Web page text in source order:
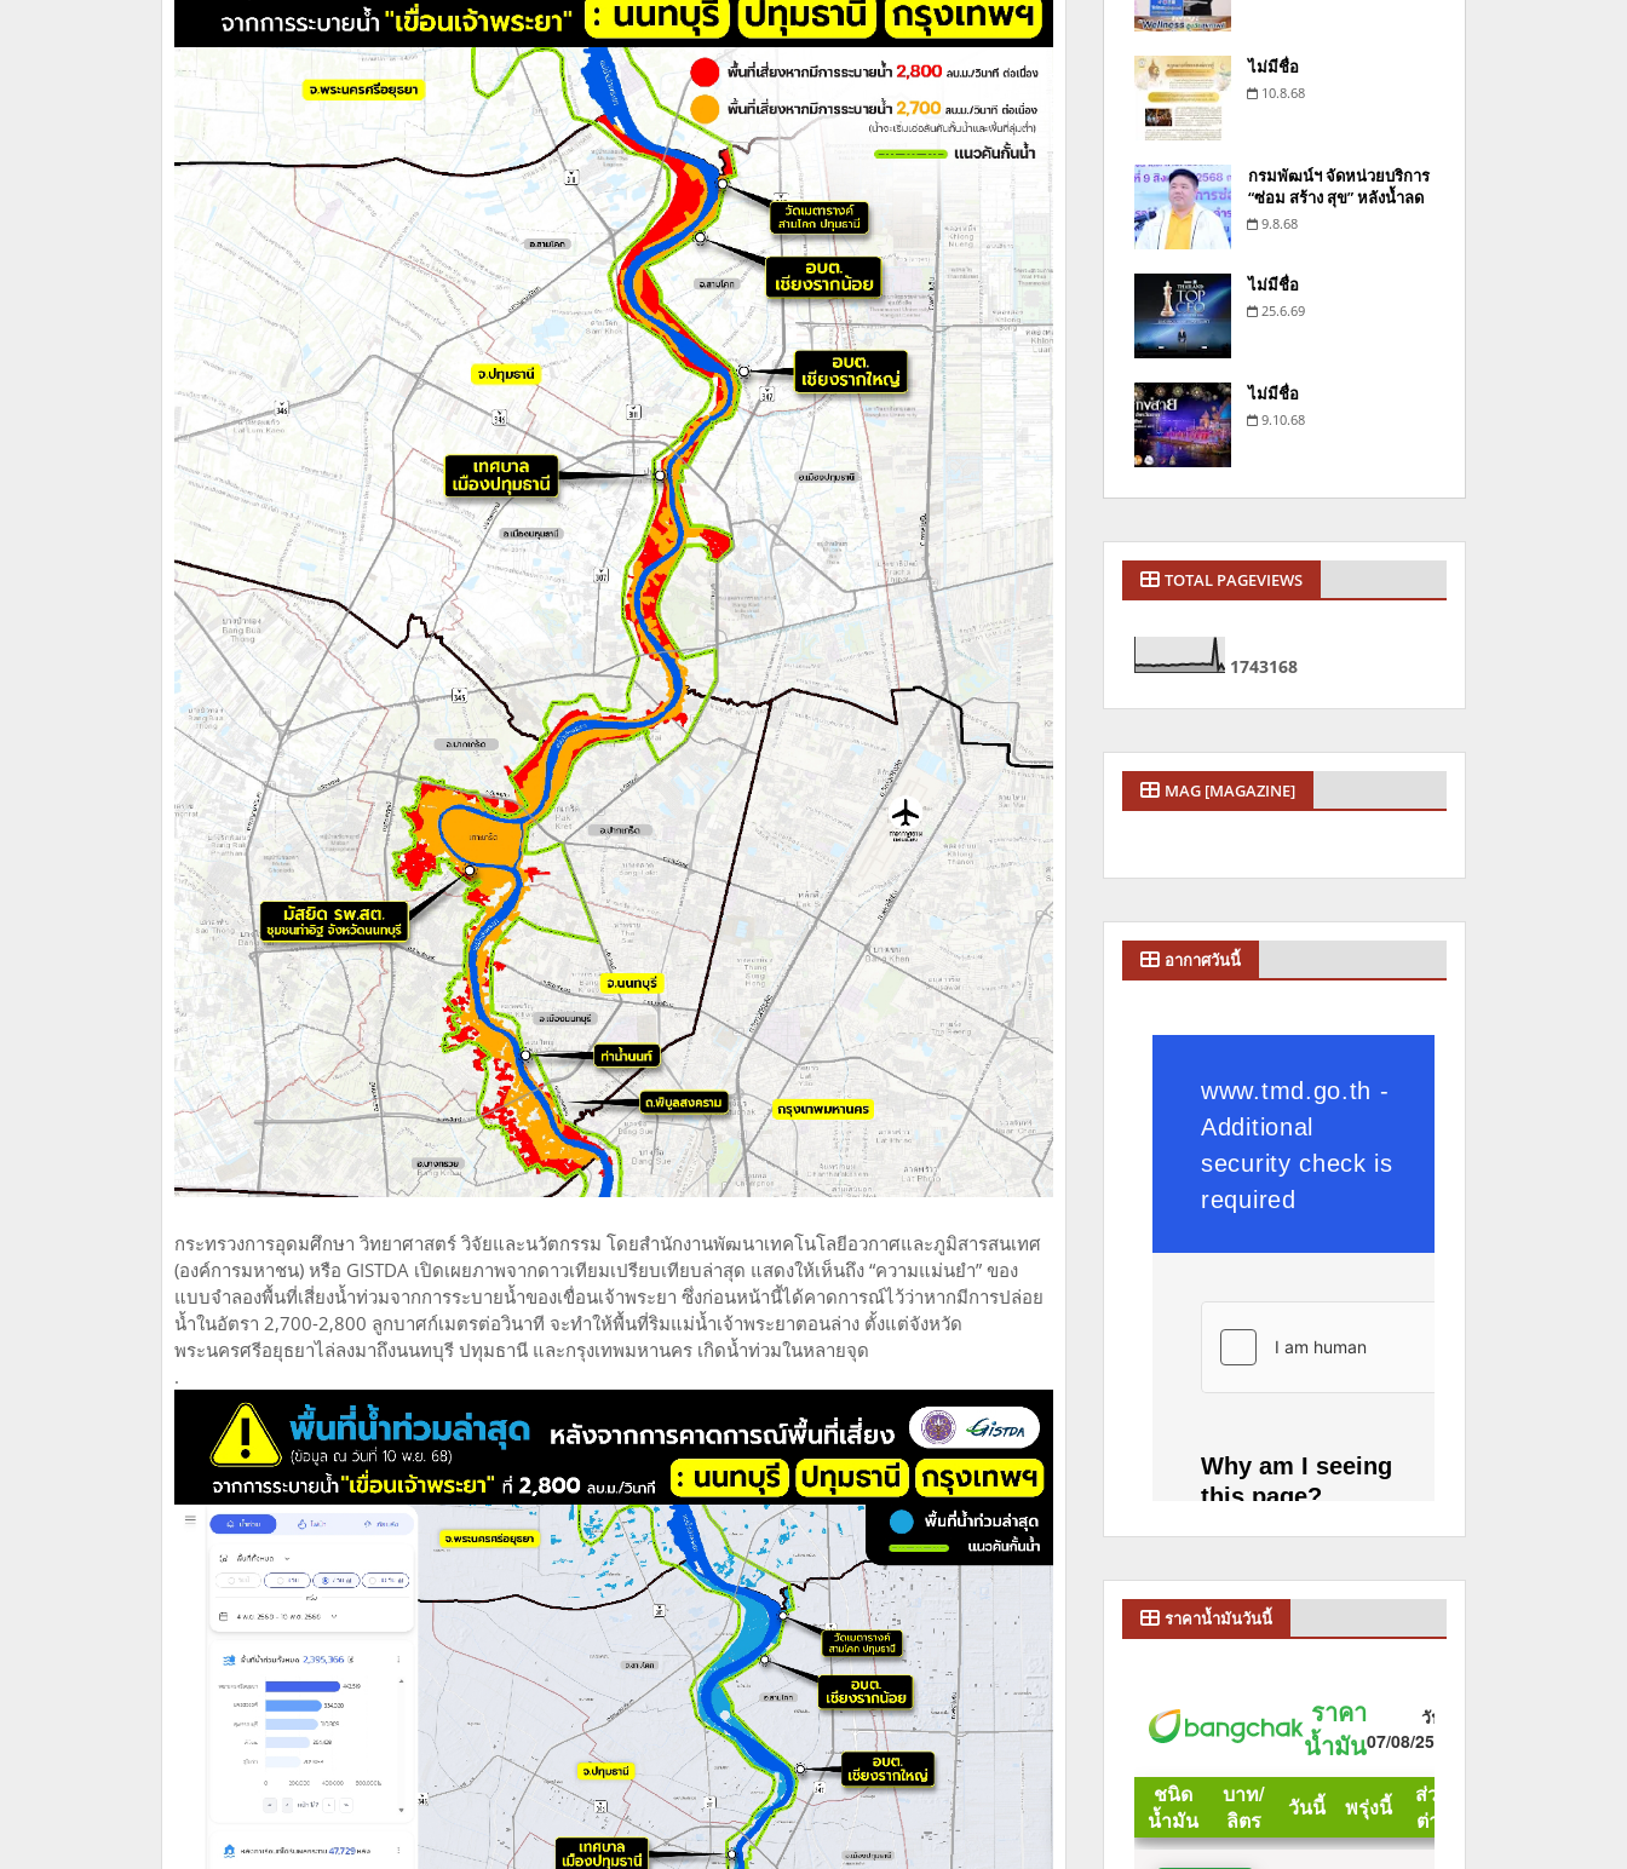
กระทรวงการอุดมศึกษา วิทยาศาสตร์ วิจัยและนวัตกรรม โดยสำนักงานพัฒนาเทคโนโลยีอวกาศและภูมิสารสนเทศ
(องค์การมหาชน) หรือ GISTDA เปิดเผยภาพจากดาวเทียมเปรียบเทียบล่าสุด แสดงให้เห็นถึง “ความแม่นยำ” ของ
แบบจำลองพื้นที่เสี่ยงน้ำท่วมจากการระบายน้ำของเขื่อนเจ้าพระยา ซึ่งก่อนหน้านี้ได้คาดการณ์ไว้ว่าหากมีการปล่อย
น้ำในอัตรา 2,700-2,800 ลูกบาศก์เมตรต่อวินาที จะทำให้พื้นที่ริมแม่น้ำเจ้าพระยาตอนล่าง ตั้งแต่จังหวัด
พระนครศรีอยุธยาไล่ลงมาถึงนนทบุรี ปทุมธานี และกรุงเทพมหานคร เกิดน้ำท่วมในหลายจุด
.
ไม่มีชื่อ
10.8.68
กรมพัฒน์ฯ จัดหน่วยบริการ
“ซ่อม สร้าง สุข” หลังน้ำลด
9.8.68
ไม่มีชื่อ
25.6.69
ไม่มีชื่อ
9.10.68
TOTAL PAGEVIEWS
1743168
MAG [MAGAZINE]
อากาศวันนี้
ราคาน้ำมันวันนี้